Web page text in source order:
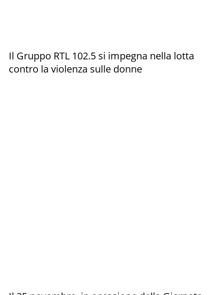
Il Gruppo RTL 102.5 si impegna nella lotta
contro la violenza sulle donne